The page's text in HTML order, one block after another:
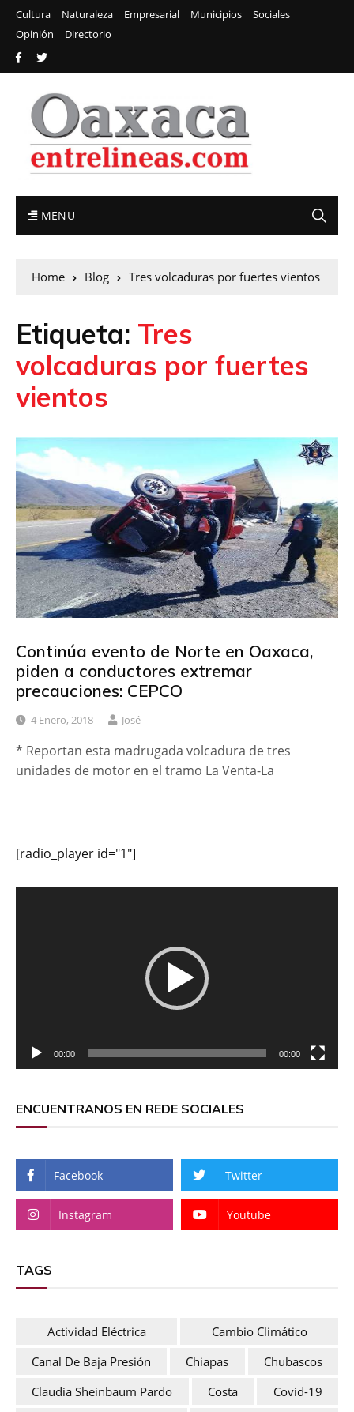
Cultura Naturaleza Empresarial Municipios
Sociales
Opinión
Directorio
MENU
Home Blog Tres volcaduras por fuertes vientos
Etiqueta: Tres
volcaduras por fuertes
vientos
Continúa evento de Norte en Oaxaca,
piden a conductores extremar
precauciones: CEPCO
4 Enero, 2018 José
* Reportan esta madrugada volcadura de tres
unidades de motor en el tramo La Venta-La
[radio_player id="1"]
00:00 00:00
ENCUENTRANOS EN REDE SOCIALES
Facebook Twitter
Instagram Youtube
TAGS
Actividad Eléctrica
Cambio Climático
Canal De Baja Presión
Chiapas
Chubascos
Claudia Sheinbaum Pardo
Costa
Covid-19